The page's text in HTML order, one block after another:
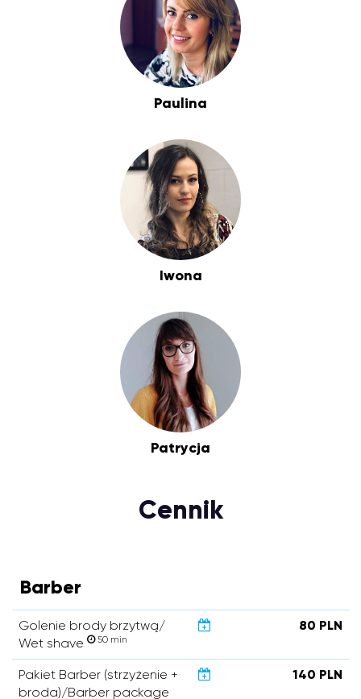
Paulina
Iwona
Patrycja
Cennik
Barber
Golenie brody brzytwą/
Wet shave
50 min
80 PLN
Pakiet Barber (strzyżenie +
broda)/Barber package
140 PLN